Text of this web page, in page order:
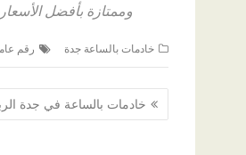
وممتازة بأفضل
خادمات بالساعة جدة رقم
تصفّح
المقالات
خادمات بالساعة في جدة الربوة